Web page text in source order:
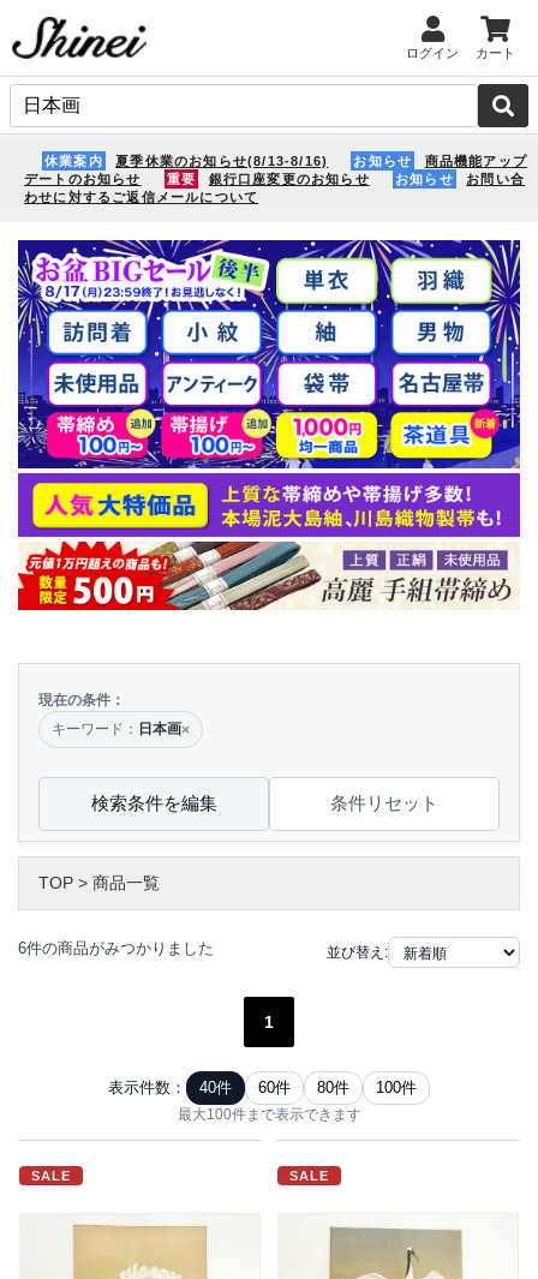
ログイン カート
休業案内 夏季休業のお知らせ(8/13-8/16) お知らせ
商品機能アップ
デートのお知らせ
重要 銀行口座変更のお知らせ お知らせ
お問い合
わせに対するご返信メールについて
現在の条件：
キーワード： 日本画×
検索条件を編集 条件リセット
TOP > 商品一覧
6件の商品がみつかりました 並び替え:
1
表示件数： 40件 60件 80件 100件
最大100件まで表示できます
SALE SALE